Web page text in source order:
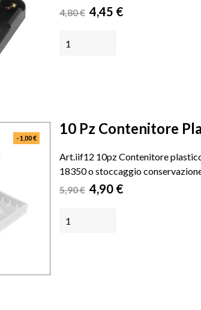
Prezzo
4,80 € Prezzo
4,45 €
10 Pz Contenitore
Art.iif12 10pz Contenitore
18350 o stoccaggio
Prezzo
5,90 € Prezzo
4,90 €
- 1,00 €